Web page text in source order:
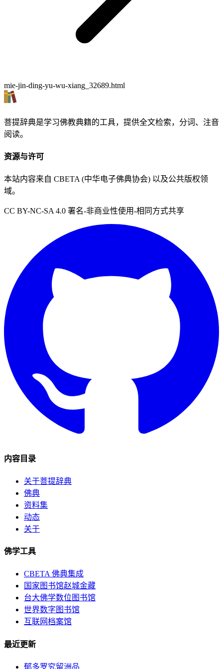
mie-jin-ding-yu-wu-xiang_32689.html
菩提辞典是学习佛教典籍的工具，提供全文检索，分词、注音
阅读。
资源与许可
本站内容来自 CBETA (中华电子佛典协会) 以及公共版权领
域。
CC BY-NC-SA 4.0 署名-非商业性使用-相同方式共享
内容目录
关于菩提辞典
佛典
资料集
动态
关于
佛学工具
CBETA 佛典集成
国家图书馆赵城金藏
台大佛学数位图书馆
世界数字图书馆
互联网档案馆
最近更新
郁多罗究留洲品